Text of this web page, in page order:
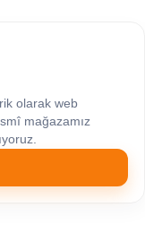
olarak web
mağazamız